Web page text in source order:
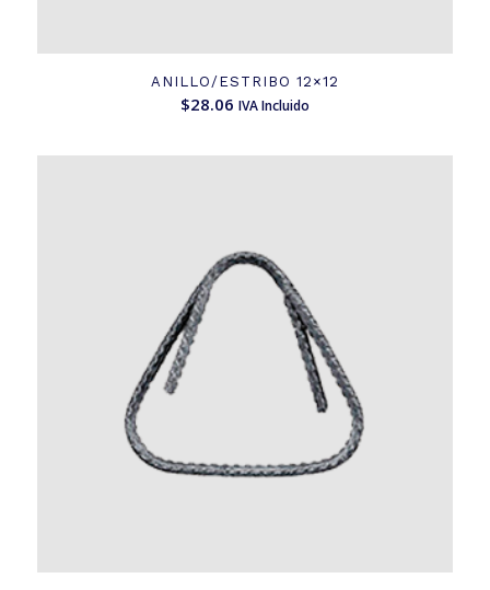
ANILLO/ESTRIBO 12×12
$28.06 IVA Incluido